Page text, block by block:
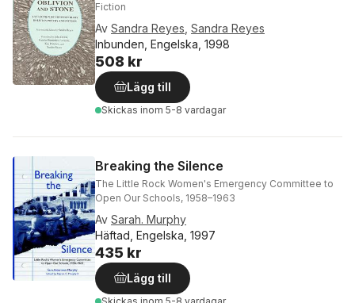
Fiction
Av Sandra Reyes Sandra Reyes
Inbunden, Engelska, 1998
508 kr
Lägg till
Skickas inom 5-8 vardagar
Breaking the Silence
The Little Rock Women's Emergency Committee to
Open Our Schools, 1958–1963
Av Sarah. Murphy
Häftad, Engelska, 1997
435 kr
Lägg till